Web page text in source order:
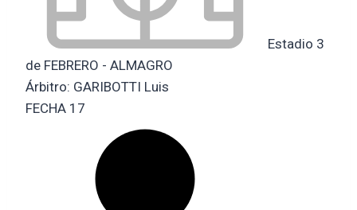
Estadio 3
de FEBRERO - ALMAGRO
Árbitro: GARIBOTTI Luis
FECHA 17